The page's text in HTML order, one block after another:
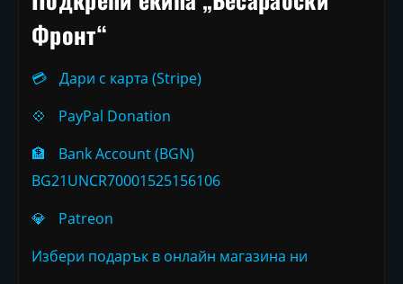
Фронт“
💳
Дари с карта (Stripe)
💠
PayPal Donation
🏦
Bank Account (BGN)
BG21UNCR70001525156106
💎
Patreon
Избери подарък в онлайн магазина ни